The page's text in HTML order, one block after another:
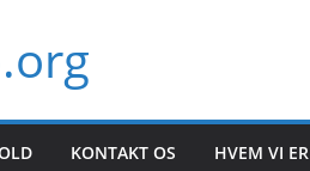
KONTAKT OS HVEM VI ER